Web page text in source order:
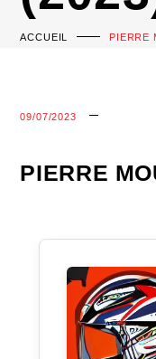
ACCUEIL PIERRE
09/07/2023
PIERRE